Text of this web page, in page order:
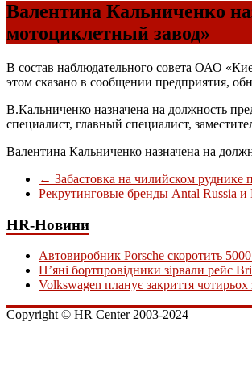
Валентина Кальниченко
мотоциклетный завод»
В состав наблюдательного совета ОАО
этом сказано в сообщении предприятия,
В.Кальниченко назначена на должность
специалист, главный специалист,
Валентина Кальниченко назначена на
← Забастовка на чилийском руднике
Рекрутинговые бренды Antal Russia и
HR-Новини
Автовиробник Porsche скоротить
П’яні бортпровідники зірвали рейс
Volkswagen планує закриття чотирьох
Copyright © HR Center 2003-2024